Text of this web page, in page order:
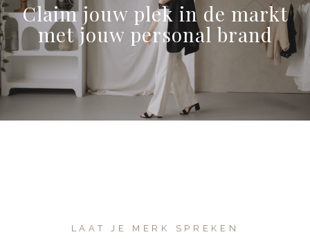
Claim jouw plek in de markt
met jouw personal brand
LAAT JE MERK SPREKEN